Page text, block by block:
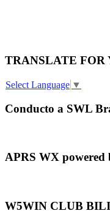
TRANSLATE FOR
Select Language ▼
Conducto a SWL
APRS WX
W5WIN CLUB